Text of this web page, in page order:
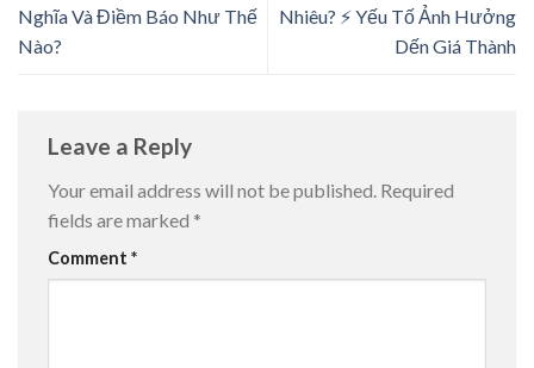
Nghĩa Và Điềm Báo Như Thế
Nào?
Nhiêu? ⚡️ Yếu Tố Ảnh Hưởng
Dến Giá Thành
Leave a Reply
Your email address will not be published. Required
fields are marked *
Comment *